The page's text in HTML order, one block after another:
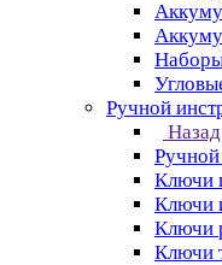
Ручной
Назад
Ключи
Ключи
Ключи
Ключи